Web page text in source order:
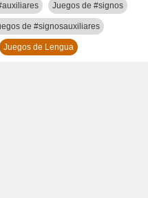
Juegos de #signos
de #signosauxiliares
Juegos de Lengua